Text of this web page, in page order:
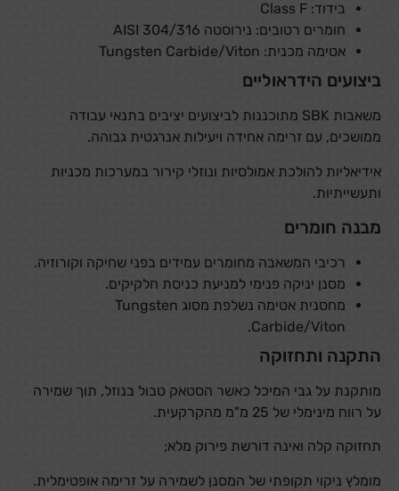
בידוד: Class F
חומרים רטובים: נירוסטה AISI 304/316
אטימה מכנית: Tungsten Carbide/Viton
ביצועים הידראוליים
משאבות SBK מתוכננות לביצועים יציבים בתנאי עבודה
ממושכים, עם זרימה אחידה ויעילות אנרגטית גבוהה.
אידיאליות להולכת אמולסיות ונוזלי קירור במערכות מכניות
ותעשייתיות.
מבנה חומרים
רכיבי המשאבה מחומרים עמידים בפני שחיקה וקורוזיה.
מסנן יניקה פנימי למניעת כניסת חלקיקים.
מחסנית אטימה נשלפת מסוג Tungsten
Carbide/Viton.
התקנה ותחזוקה
מותקנת על גבי המיכל כאשר הסטאק טבול בנוזל, תוך שמירה
על רווח מינימלי של ‎25 מ"מ מהקרקעית.
תחזוקה קלה ואינה דורשת פירוק מלא;
מומלץ ניקוי תקופתי של המסנן לשמירה על זרימה אופטימלית.